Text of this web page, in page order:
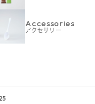
Accessories
アクセサリー